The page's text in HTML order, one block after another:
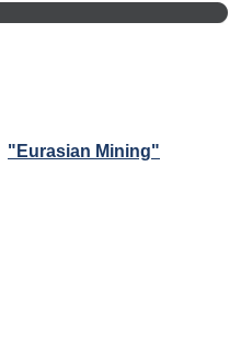
"Eurasian Mining"